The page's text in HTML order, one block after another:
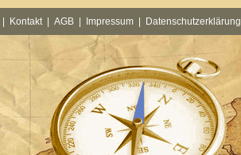
Kontakt| AGB| Impressum| Datenschutzerklärung